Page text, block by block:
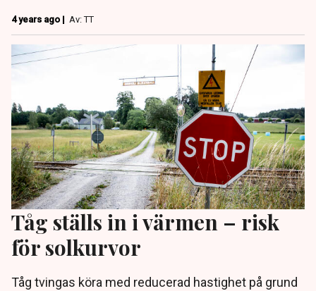
4 years ago | Av: TT
Tåg ställs in i värmen – risk
för solkurvor
Tåg tvingas köra med reducerad hastighet på grund